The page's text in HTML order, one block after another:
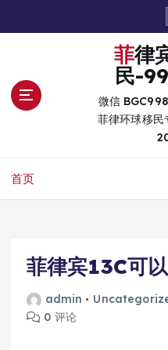
菲律宾环球移
民-
微信
菲律环球移民
首页
菲律宾13C可
admin
0 评论